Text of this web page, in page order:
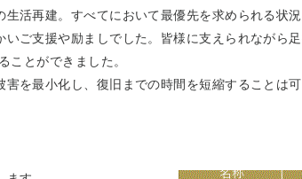
活再建。すべてにおいて最優先を求められる状
ご支援や励ましでした。皆様に支えられながら
ことができました。
を最小化し、復旧までの時間を短縮することは